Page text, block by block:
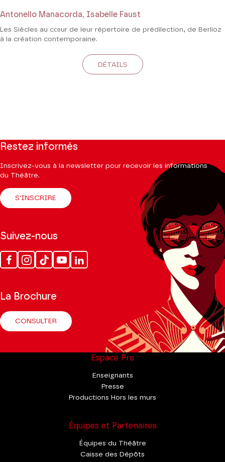
Antonello Manacorda, Isabelle Faust
Les Siècles au cœur de leur répertoire de prédilection, de Berlioz
à la création contemporaine.
DÉTAILS
Restez informés
Inscrivez-vous à la newsletter pour recevoir les informations
du Théâtre.
S'INSCRIRE
Suivez-nous
FacebookInstagram
Tik
Tok
YoutubeLinkedin
La Brochure
CONSULTER
Espace Pro
Enseignants
Presse
Productions Hors les murs
Équipes et Partenaires
Équipes du Théâtre
Caisse des Dépôts